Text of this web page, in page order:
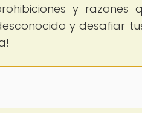
y razones
y desafiar